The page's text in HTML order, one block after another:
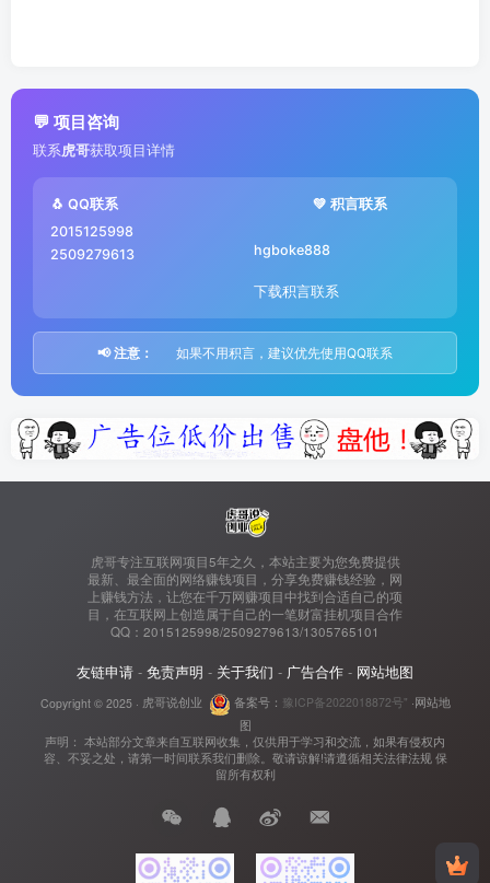
💬 项目咨询
联系 虎哥获取项目详情
🐧 QQ联系
2015125998
2509279613
💚 积言联系
hgboke888
下载积言联系
📢 注意： 如果不用积言，建议优先使用QQ联系
虎哥专注互联网项目5年之久，本站主要为您免费提供
最新、最全面的网络赚钱项目，分享免费赚钱经验，网
上赚钱方法，让您在千万网赚项目中找到合适自己的项
目，在互联网上创造属于自己的一笔财富挂机项目合作
QQ：2015125998/2509279613/1305765101
友链申请 - 免责声明 - 关于我们 - 广告合作 - 网站地图
Copyright © 2025 · 虎哥说创业 备案号： 豫ICP备2022018872号" ·网站地
图
声明： 本站部分文章来自互联网收集，仅供用于学习和交流，如果有侵权内
容、不妥之处，请第一时间联系我们删除。敬请谅解!请遵循相关法律法规 保
留所有权利